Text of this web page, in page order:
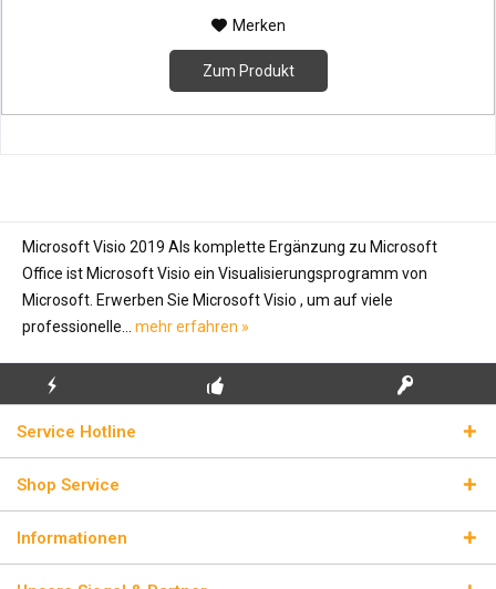
Merken
Zum Produkt
Microsoft Visio 2019 Als komplette Ergänzung zu Microsoft
Office ist Microsoft Visio ein Visualisierungsprogramm von
Microsoft. Erwerben Sie Microsoft Visio , um auf viele
professionelle... mehr erfahren »
BLITZVERSAND
LIZENZSCHLÜSSEL
Service Hotline
Shop Service
Informationen